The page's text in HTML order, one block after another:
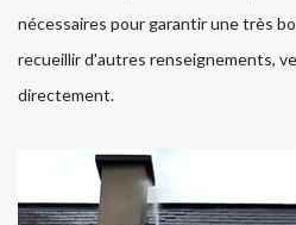
nécessaires pour garantir une très
recueillir d'autres renseignements,
directement.